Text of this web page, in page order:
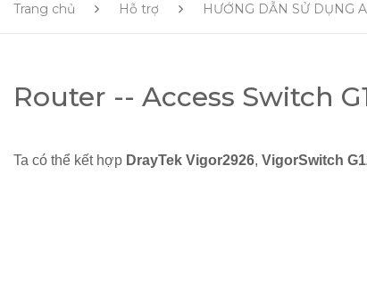
Trang chủ Hỗ trợ HƯỚNG DẪN SỬ DỤNG
Router -- Access Switch
Ta có thể kết hợp DrayTek Vigor2926, VigorSwitch